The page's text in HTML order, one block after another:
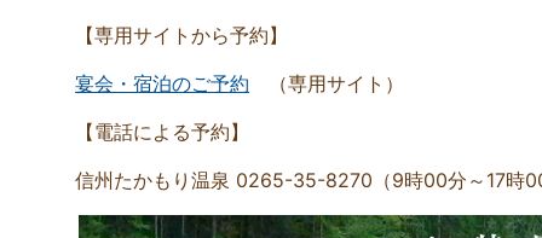
【専用サイトから予約】
宴会・宿泊のご予約 （専用サイト）
【電話による予約】
信州たかもり温泉 0265-35-8270（9時00分～17時